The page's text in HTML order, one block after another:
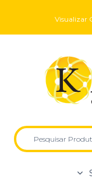
Visualizar